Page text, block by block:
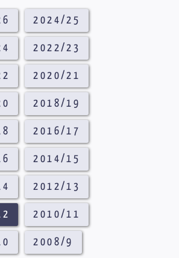
2024/25
2022/23
2020/21
2018/19
2016/17
2014/15
2012/13
2010/11
2008/9